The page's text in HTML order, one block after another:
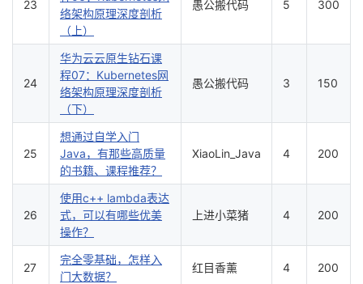
23
络架构原理深度剖析
（上）
愚公搬代码 5 300
24
华为云云原生钻石课
程07：Kubernetes网
络架构原理深度剖析
（下）
愚公搬代码 3 150
25
想通过自学入门
Java，有那些高质量
的书籍、课程推荐？
XiaoLin_Java 4 200
26
使用c++ lambda表达
式，可以有哪些优美
操作？
上进小菜猪 4 200
27
完全零基础，怎样入
门大数据？
红目香薰 4 200